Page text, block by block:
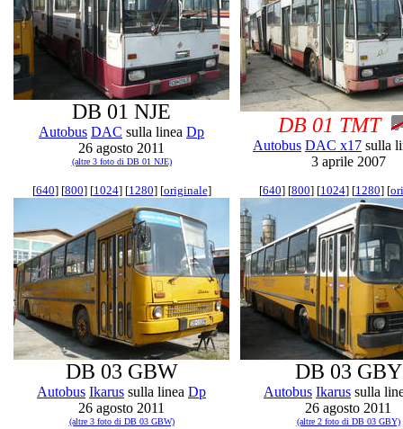
DB 01 NJE
Autobus DAC sulla linea Dp
26 agosto 2011
(altre 3 foto di DB 01 NJE)
DB 01 TMT
Autobus DAC x17 sulla
3 aprile 2007
[640] [800] [1024] [1280] [originale]
DB 03 GBW
Autobus Ikarus sulla linea Dp
26 agosto 2011
(altre 3 foto di DB 03 GBW)
[640] [800] [1024] [1280] [
DB 03 GBY
Autobus Ikarus sulla
26 agosto 2011
(altre 2 foto di DB 03 GBY)